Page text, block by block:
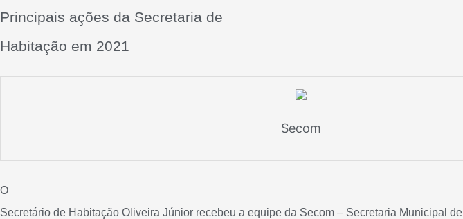
Principais ações da Secretaria de
Habitação em 2021
Secom
O
Secretário de Habitação Oliveira Júnior recebeu a equipe da Secom – Secretaria Municipal de